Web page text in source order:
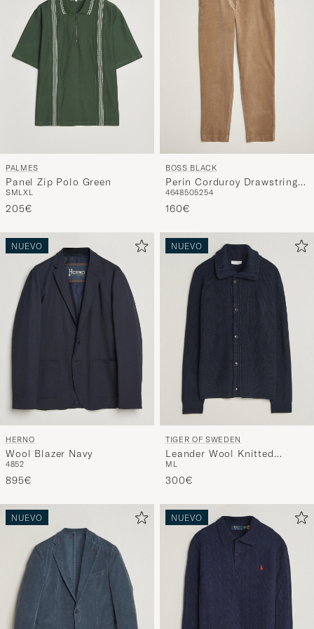
PALMES
Panel Zip Polo Green
SMLXL
205€
BOSS BLACK
Perin Corduroy Drawstring
Trousers Open Brown
4648505254
160€
NUEVO
HERNO
Wool Blazer Navy
4852
895€
NUEVO
TIGER OF SWEDEN
Leander Wool Knitted
Cardigan Night Grape
M L
300€
NUEVO NUEVO